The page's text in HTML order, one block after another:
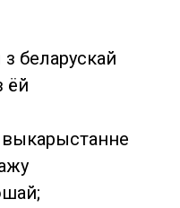
беларускай
ёй